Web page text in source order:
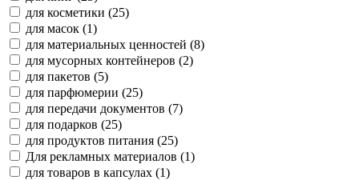
для косметики (25)
для масок (1)
для материальных ценностей (8)
для мусорных контейнеров (2)
для пакетов (5)
для парфюмерии (25)
для передачи документов (7)
для подарков (25)
для продуктов питания (25)
Для рекламных материалов (1)
для товаров в капсулах (1)